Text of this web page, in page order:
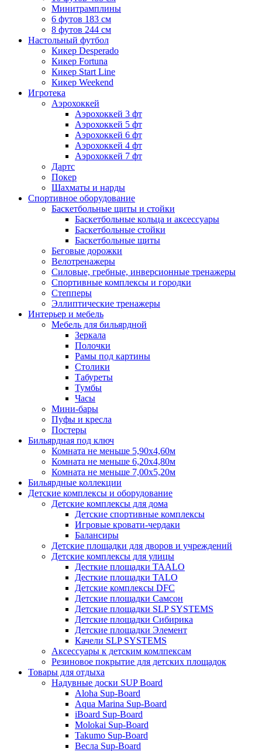
Минитрамплины
6 футов 183 см
8 футов 244 см
Настольный футбол
Кикер Desperado
Кикер Fortuna
Кикер Start Line
Кикер Weekend
Игротека
Аэрохоккей
Аэрохоккей 3 фт
Аэрохоккей 5 фт
Аэрохоккей 6 фт
Аэрохоккей 4 фт
Аэрохоккей 7 фт
Дартс
Покер
Шахматы и нарды
Спортивное оборудование
Баскетбольные щиты и стойки
Баскетбольные кольца и аксессуары
Баскетбольные стойки
Баскетбольные щиты
Беговые дорожки
Велотренажеры
Силовые, гребные, инверсионные тренажеры
Спортивные комплексы и городки
Степперы
Эллиптические тренажеры
Интерьер и мебель
Мебель для бильярдной
Зеркала
Полочки
Рамы под картины
Столики
Табуреты
Тумбы
Часы
Мини-бары
Пуфы и кресла
Постеры
Бильярдная под ключ
Комната не меньше 5,90х4,60м
Комната не меньше 6,20х4,80м
Комната не меньше 7,00х5,20м
Бильярдные коллекции
Детские комплексы и оборудование
Детские комплексы для дома
Детские спортивные комплексы
Игровые кровати-чердаки
Балансиры
Детские площадки для дворов и учреждений
Детские комплексы для улицы
Десткие площадки TAALO
Десткие площадки TALO
Детские комплексы DFC
Детские площадки Самсон
Детские площадки SLP SYSTEMS
Детские площадки Сибирика
Детские площадки Элемент
Качели SLP SYSTEMS
Аксессуары к детским комлпексам
Резиновое покрытие для детских площадок
Товары для отдыха
Надувные доски SUP Board
Aloha Sup-Board
Aqua Marina Sup-Board
iBoard Sup-Board
Molokai Sup-Board
Takumo Sup-Board
Весла Sup-Board